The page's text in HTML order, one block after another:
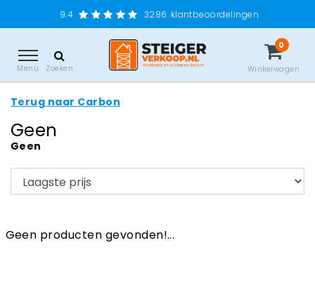
9.4 3286 klantbeoordelingen
Menu Zoeken
0
Winkelwagen
Terug naar Carbon
Geen
Geen
Geen producten gevonden!...